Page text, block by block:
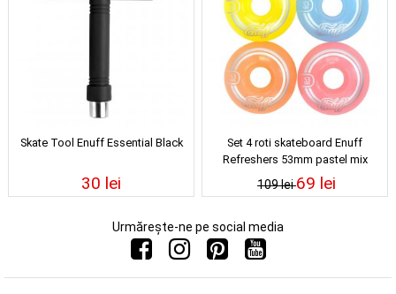
Skate Tool Enuff Essential Black
30 lei
Set 4 roti skateboard Enuff
Refreshers 53mm pastel mix
109 lei69 lei
Urmărește-ne pe social media